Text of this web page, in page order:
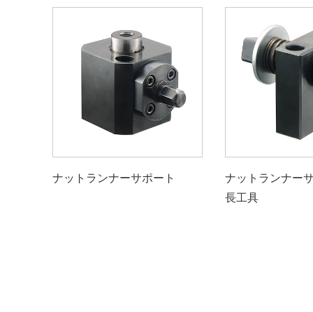
ナットランナーサポート
ナットランナー
長工具